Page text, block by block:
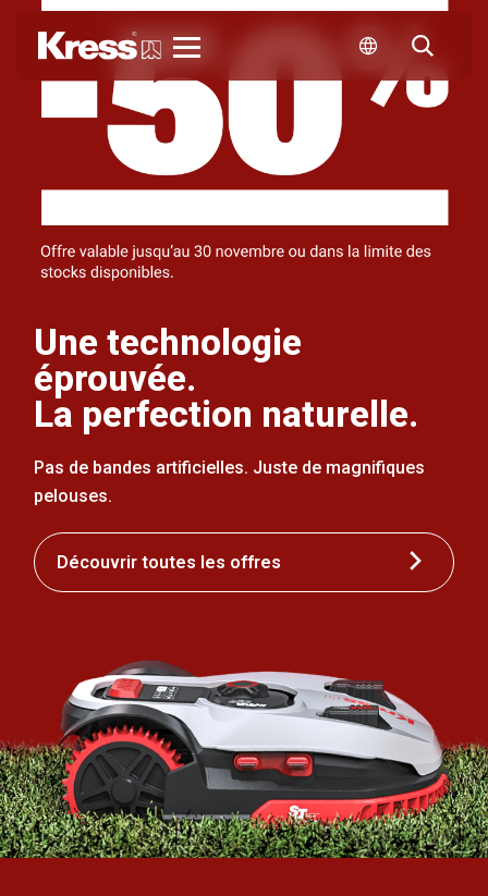
Une technologie
éprouvée.
La perfection naturelle.
Pas de bandes artificielles. Juste de magnifiques
pelouses.
Découvrir toutes les offres